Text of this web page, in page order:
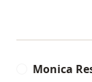
Monica